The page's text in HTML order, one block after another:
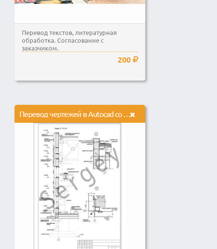
Перевод текстов, литературная
обработка. Согласование с
заказчиком.
200
Перевод чертежей в Autocad со сканов, фото, эскизов от руки